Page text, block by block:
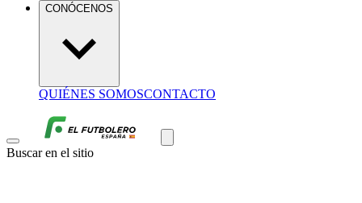
CONÓCENOS
QUIÉNES SOMOSCONTACTO
Buscar en el sitio